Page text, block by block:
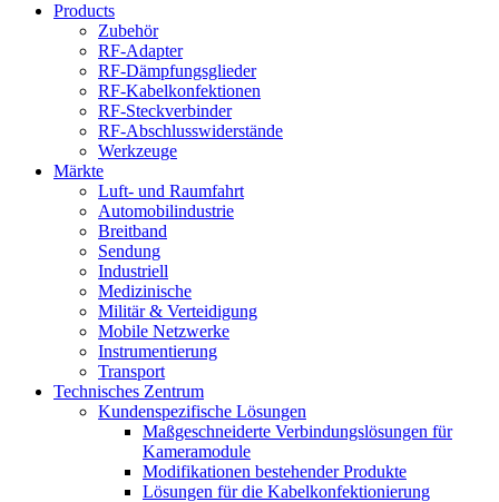
Products
Zubehör
RF-Adapter
RF-Dämpfungsglieder
RF-Kabelkonfektionen
RF-Steckverbinder
RF-Abschlusswiderstände
Werkzeuge
Märkte
Luft- und Raumfahrt
Automobilindustrie
Breitband
Sendung
Industriell
Medizinische
Militär & Verteidigung
Mobile Netzwerke
Instrumentierung
Transport
Technisches Zentrum
Kundenspezifische Lösungen
Maßgeschneiderte Verbindungslösungen für
Kameramodule
Modifikationen bestehender Produkte
Lösungen für die Kabelkonfektionierung